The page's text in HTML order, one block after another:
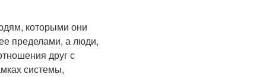
которыми они
пределами, а люди,
друг с
системы,